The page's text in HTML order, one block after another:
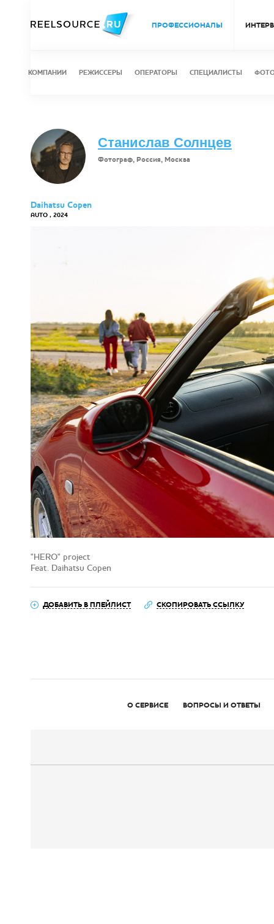
ПРОФЕССИОНАЛЫ
КОМПАНИИ РЕЖИССЕРЫ ОПЕРАТОРЫ СПЕЦИАЛИСТЫ
Станислав Солнцев
Фотограф, Россия, Москва
Daihatsu Copen
AUTO , 2024
"HERO" project
Feat. Daihatsu Copen
ДОБАВИТЬ В ПЛЕЙЛИСТ СКОПИРОВАТЬ ССЫЛКУ
О СЕРВИСЕ ВОПРОСЫ И ОТВЕТЫ